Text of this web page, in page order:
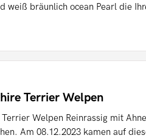
weiß bräunlich ocean Pearl die
Terrier Welpen
Welpen Reinrassig mit
Am 08.12.2023 kamen auf